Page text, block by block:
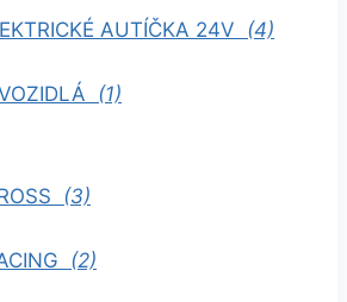
AUTÍČKA 24V (4)
(1)
(3)
(2)